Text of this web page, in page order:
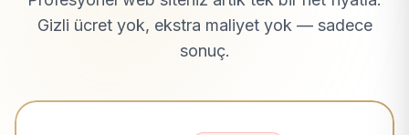
Gizli ücret yok, ekstra maliyet yok — sadece
sonuç.